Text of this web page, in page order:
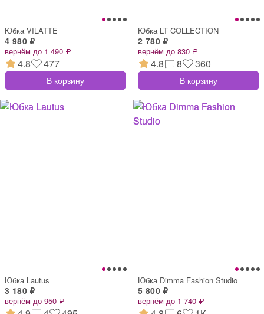
Юбка VILATTE
4 980 ₽
вернём до 1 490 ₽
4.8 477
В корзину
Юбка LT COLLECTION
2 780 ₽
вернём до 830 ₽
4.8 8 360
В корзину
Юбка Lautus
3 180 ₽
вернём до 950 ₽
Юбка Dimma Fashion Studio
5 800 ₽
вернём до 1 740 ₽